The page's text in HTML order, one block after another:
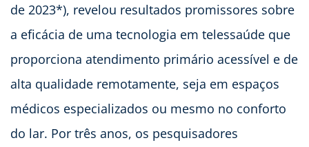
de 2023*), revelou resultados promissores sobre
a eficácia de uma tecnologia em telessaúde que
proporciona atendimento primário acessível e de
alta qualidade remotamente, seja em espaços
médicos especializados ou mesmo no conforto
do lar. Por três anos, os pesquisadores